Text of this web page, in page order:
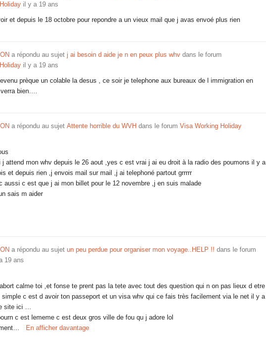
il y a 19 ans
et depuis le 18 octobre pour repondre a un vieux mail que j avas envoé plus rien
a répondu au sujet j ai besoin d aide je n en peux plus whv dans le forum
il y a 19 ans
prèque un colable la desus , ce soir je telephone aux bureaux de l immigration en
bien….
a répondu au sujet Attente horrible du WVH dans le forum Visa Working Holiday
j attend mon whv depuis le 26 aout ,yes c est vrai j ai eu droit à la radio des poumons il y a
et depuis rien ,j envois mail sur mail ,j ai telephoné partout grrrrr
aussi c est que j ai mon billet pour le 12 novembre ,j en suis malade
sais m aider
a répondu au sujet un peu perdue pour organiser mon voyage..HELP !! dans le forum
19 ans
calme toi ,et fonse te prent pas la tete avec tout des question qui n on pas lieux d etre
simple c est d avoir ton passeport et un visa whv qui ce fais très facilement via le net il y a
site ici …
c est lememe c est deux gros ville de fou qu j adore lol
En afficher davantage